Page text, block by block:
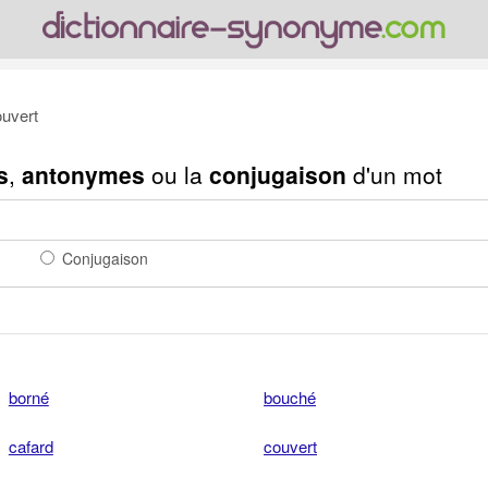
, antonymes ou la conjugaison d'un mot
Conjugaison
borné bouché
cafard couvert